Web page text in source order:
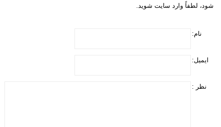
شود، لطفاً وارد سایت شوید.
نام:
ایمیل:
نظر :